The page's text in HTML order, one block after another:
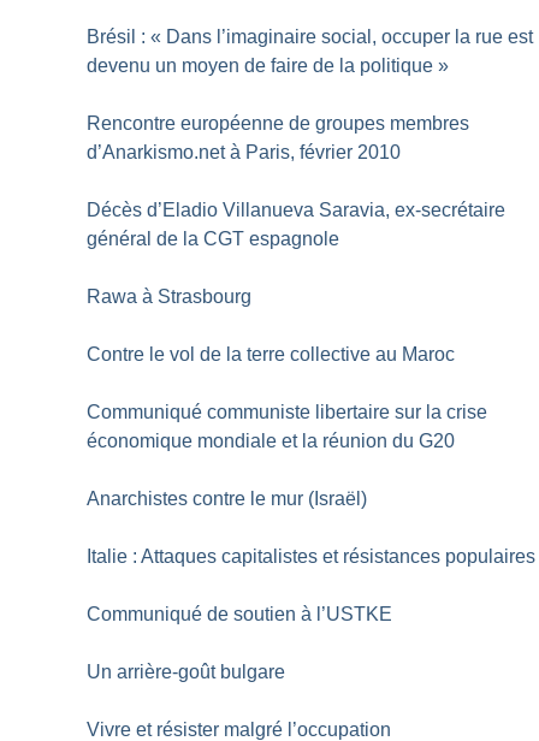
Brésil : « Dans l’imaginaire social, occuper la rue est
devenu un moyen de faire de la politique »
Rencontre européenne de groupes membres
d’Anarkismo.net à Paris, février 2010
Décès d’Eladio Villanueva Saravia, ex-secrétaire
général de la CGT espagnole
Rawa à Strasbourg
Contre le vol de la terre collective au Maroc
Communiqué communiste libertaire sur la crise
économique mondiale et la réunion du G20
Anarchistes contre le mur (Israël)
Italie : Attaques capitalistes et résistances populaires
Communiqué de soutien à l’USTKE
Un arrière-goût bulgare
Vivre et résister malgré l’occupation